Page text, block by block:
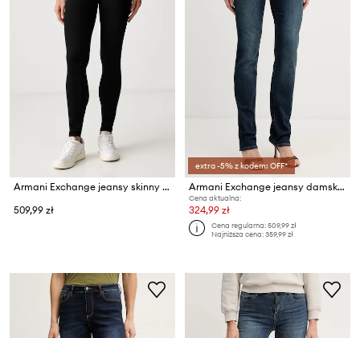
Armani Exchange jeansy skinny damskie
509,99 zł
extra -5% z kodem: OFF*
Armani Exchange jeansy damskie
Cena aktualna:
324,99 zł
Cena regularna:509,99 zł
Najniższa cena:359,99 zł